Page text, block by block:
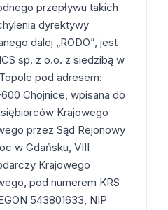
przepływu takich
dyrektywy
dalej „RODO”, jest
sp. z o.o. z siedzibą w
pod adresem:
Chojnice, wpisana do
Krajowego
przez Sąd Rejonowy
w Gdańsku, VIII
Krajowego
pod numerem KRS
543801633, NIP